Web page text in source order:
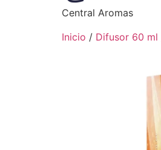
Central Aromas
Inicio / Difusor 60 ml